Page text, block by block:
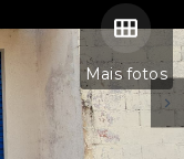
Mais fotos